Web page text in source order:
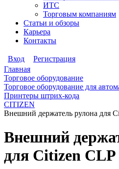
ИТС
Торговым компаниям
Статьи и обзоры
Карьера
Контакты
Вход
Регистрация
Главная
Торговое оборудование
Торговое оборудование для
Принтеры штрих-кода
CITIZEN
Внешний держатель рулона для
Внешний
для Citizen CLP